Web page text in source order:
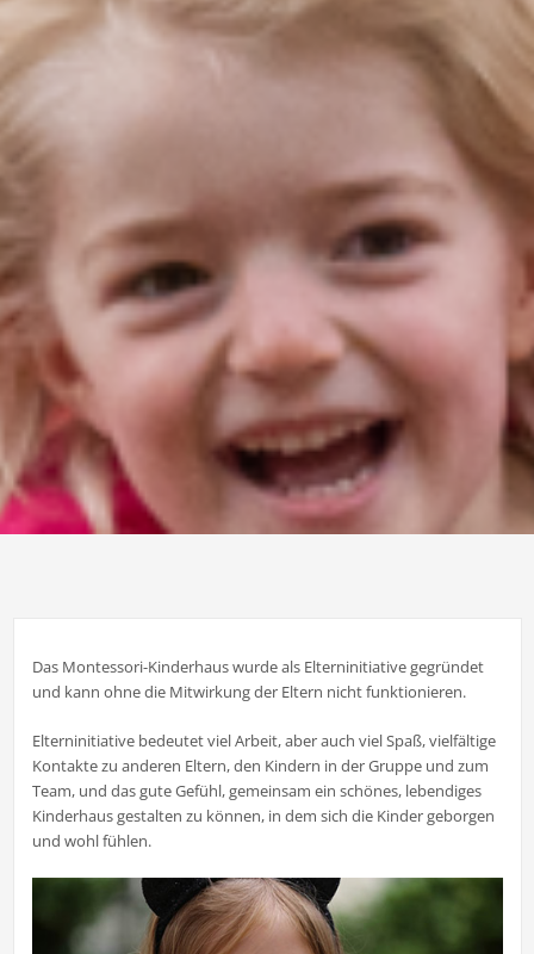
Das Montessori-Kinderhaus wurde als Elterninitiative gegründet
und kann ohne die Mitwirkung der Eltern nicht funktionieren.
Elterninitiative bedeutet viel Arbeit, aber auch viel Spaß, vielfältige
Kontakte zu anderen Eltern, den Kindern in der Gruppe und zum
Team, und das gute Gefühl, gemeinsam ein schönes, lebendiges
Kinderhaus gestalten zu können, in dem sich die Kinder geborgen
und wohl fühlen.